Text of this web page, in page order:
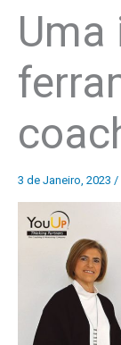
3 de Janeiro, 2023 /